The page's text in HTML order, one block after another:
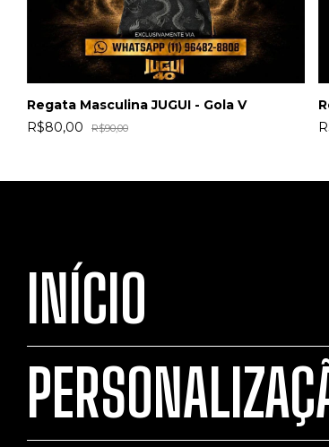
Regata Masculina JUGUI - Gola V
R$80,00
R$90,00
INÍCIO